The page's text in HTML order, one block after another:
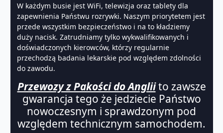
W każdym busie jest WiFi, telewizja oraz tablety dla
zapewnienia Państwu rozrywki. Naszym priorytetem jest
przede wszystkim bezpieczeństwo i na to kładziemy
duży nacisk. Zatrudniamy tylko wykwalifikowanych i
doświadczonych kierowców, którzy regularnie
przechodzą badania lekarskie pod względem zdolności
do zawodu.
Przewozy z Pakości do Angliito zawsze
gwarancja tego że jedziecie Państwo
nowoczesnym i sprawdzonym pod
względem technicznym samochodem.